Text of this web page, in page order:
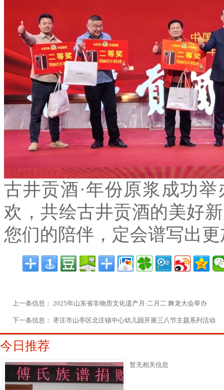
古井贡酒·年份原浆成功举
欢，共绘古井贡酒的美好
您们的陪伴，定会谱写出
上一条信息： 2025年山东省非物质文化遗产月·二月二 舞龙大会举办
下一条信息： 枣庄市山亭区北庄镇中心幼儿园开展三八节主题系列活动
今日推荐
暂无相关信息